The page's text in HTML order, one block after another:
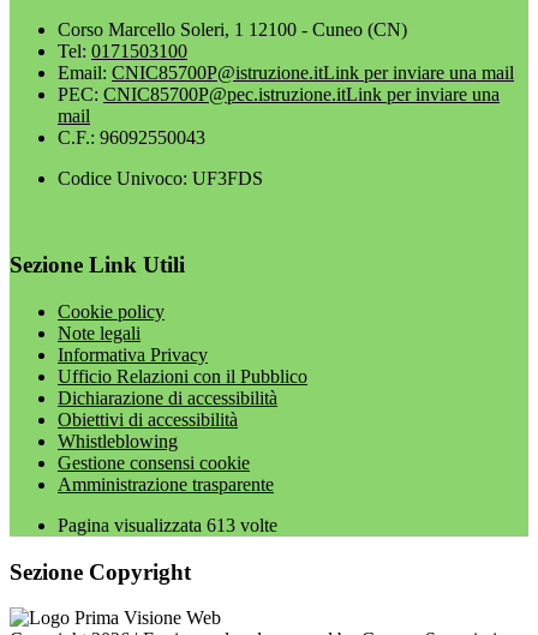
Corso Marcello Soleri, 1 12100 - Cuneo (CN)
Tel: 0171503100
Email: CNIC85700P@istruzione.itLink per inviare una mail
PEC: CNIC85700P@pec.istruzione.itLink per inviare una
mail
C.F.: 96092550043
Codice Univoco: UF3FDS
Sezione Link Utili
Cookie policy
Note legali
Informativa Privacy
Ufficio Relazioni con il Pubblico
Dichiarazione di accessibilità
Obiettivi di accessibilità
Whistleblowing
Gestione consensi cookie
Amministrazione trasparente
Pagina visualizzata 613 volte
Sezione Copyright